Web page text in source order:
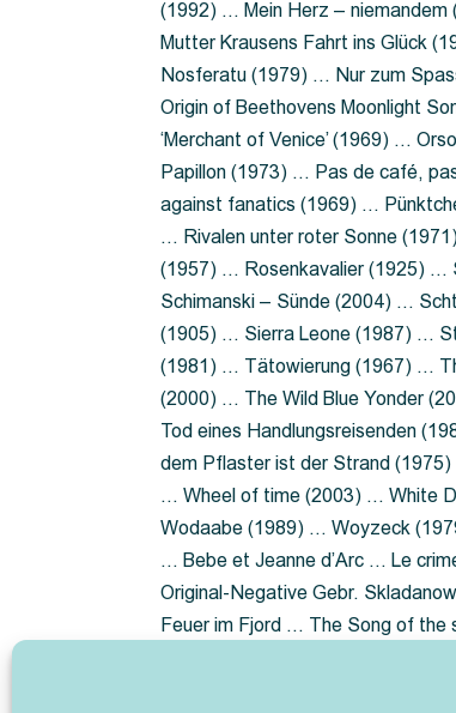
(1992) … Mein Herz –
Mutter Krausens Fahrt ins Glück
Nosferatu (1979) … Nur zum
Origin of Beethovens Moonlight
‘Merchant of Venice’ (1969) …
Papillon (1973) … Pas de café,
against fanatics (1969) …
… Rivalen unter roter Sonne
(1957) … Rosenkavalier (1925) …
Schimanski – Sünde (2004) …
(1905) … Sierra Leone (1987) …
(1981) … Tätowierung (1967) …
(2000) … The Wild Blue Yonder
Tod eines Handlungsreisenden
dem Pflaster ist der Strand
… Wheel of time (2003) … White
Wodaabe (1989) … Woyzeck
… Bebe et Jeanne d’Arc … Le
Original-Negative Gebr.
Feuer im Fjord … The Song of